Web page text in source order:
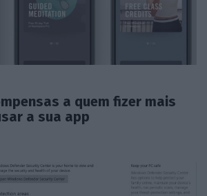
a quem fizer mais
a sua app